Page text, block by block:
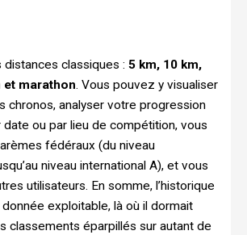
distances classiques : 5 km, 10 km,
marathon. Vous pouvez y visualiser
chronos, analyser votre progression
date ou par lieu de compétition, vous
fédéraux (du niveau
niveau international A), et vous
utilisateurs. En somme, l’historique
exploitable, là où il dormait
classements éparpillés sur autant de